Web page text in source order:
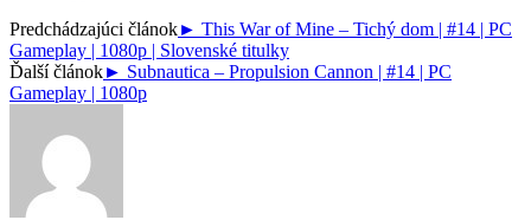
Predchádzajúci článok► This War of Mine – Tichý dom | #14 | PC
Gameplay | 1080p | Slovenské titulky
Ďalší článok► Subnautica – Propulsion Cannon | #14 | PC
Gameplay | 1080p